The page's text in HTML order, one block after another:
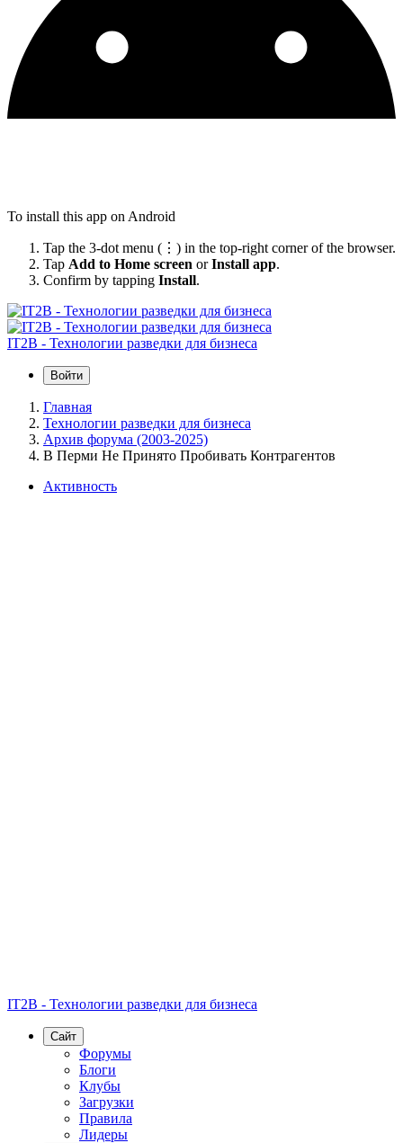
To install this app on Android
Tap the 3-dot menu (⋮) in the top-right corner of the browser.
Tap Add to Home screen orInstall app.
Confirm by tapping Install.
IT2B - Технологии разведки для бизнеса
Войти
Главная
Технологии разведки для бизнеса
Архив форума (2003-2025)
В Перми Не Принято Пробивать Контрагентов
Активность
IT2B - Технологии разведки для бизнеса
Сайт
Форумы
Блоги
Клубы
Загрузки
Правила
Лидеры